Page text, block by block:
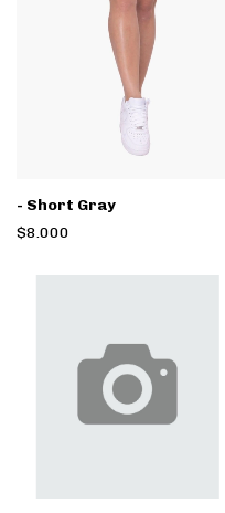
- Short Gray
$8.000